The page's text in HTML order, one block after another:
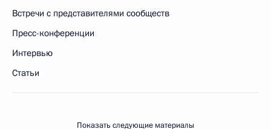
Встречи с представителями сообществ
Пресс-конференции
Интервью
Статьи
Показать следующие материалы